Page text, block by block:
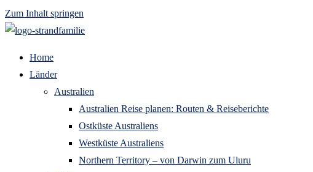
Zum Inhalt springen
Home
Länder
Australien
Australien Reise planen: Routen & Reiseberichte
Ostküste Australiens
Westküste Australiens
Northern Territory – von Darwin zum Uluru